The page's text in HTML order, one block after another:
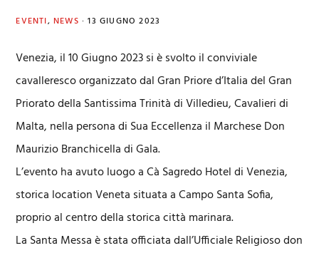
EVENTI, NEWS · 13 GIUGNO 2023
Venezia, il 10 Giugno 2023 si è svolto il conviviale
cavalleresco organizzato dal Gran Priore d’Italia del Gran
Priorato della Santissima Trinità di Villedieu, Cavalieri di
Malta, nella persona di Sua Eccellenza il Marchese Don
Maurizio Branchicella di Gala.
L’evento ha avuto luogo a Cà Sagredo Hotel di Venezia,
storica location Veneta situata a Campo Santa Sofia,
proprio al centro della storica città marinara.
La Santa Messa è stata officiata dall’Ufficiale Religioso don